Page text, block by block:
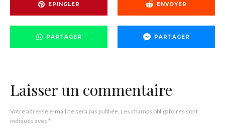
EPINGLER ENVOYER
PARTAGER PARTAGER
Laisser un commentaire
Votre adresse e-mail ne sera pas publiée. Les champs obligatoires sont
indiqués avec*